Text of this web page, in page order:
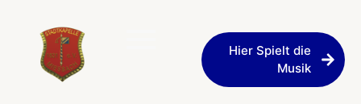
Hier Spielt die
Musik